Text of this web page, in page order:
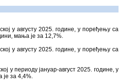
у августу 2025. године, у поређењу са
мања је за 12,7%.
у августу 2025. године, у поређењу са
у периоду јануар-август 2025. године, у
за 4,4%.